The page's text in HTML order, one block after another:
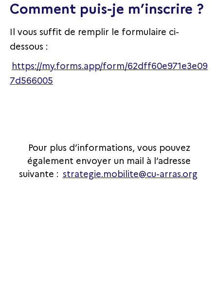
Comment puis-je m’inscrire ?
Il vous suffit de remplir le formulaire ci-
dessous :
https://my.forms.app/form/62dff60e971e3e09
7d566005
Pour plus d’informations, vous pouvez
également envoyer un mail à l’adresse
suivante : strategie.mobilite@cu-arras.org